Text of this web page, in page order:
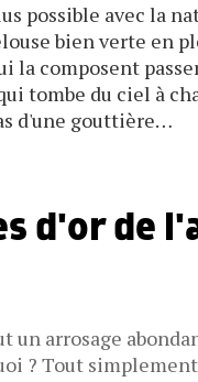
possible avec la
bien verte en
la composent
tombe du ciel à
d'une gouttière…
d'or de
un arrosage
? Tout